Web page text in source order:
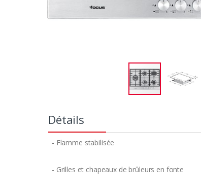
Détails
- Flamme stabilisée
- Grilles et chapeaux de brûleurs en fonte